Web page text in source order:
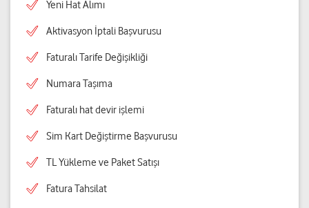
Yeni Hat Alımı
Aktivasyon İptali Başvurusu
Faturalı Tarife Değişikliği
Numara Taşıma
Faturalı hat devir işlemi
Sim Kart Değiştirme Başvurusu
TL Yükleme ve Paket Satışı
Fatura Tahsilat